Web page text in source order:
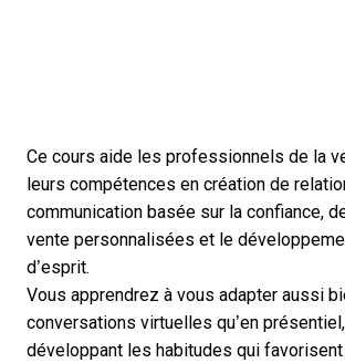
Ce cours aide les professionnels de la
leurs compétences en création de
communication basée sur la confiance,
vente personnalisées et le
d’esprit.
Vous apprendrez à vous adapter aussi
conversations virtuelles qu’en
développant les habitudes qui